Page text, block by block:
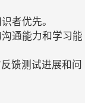
者优先。
通能力和学习能
馈测试进展和问